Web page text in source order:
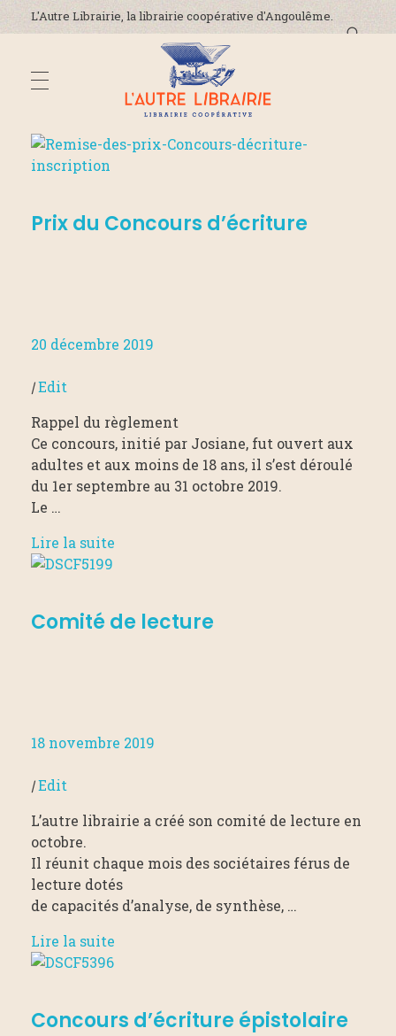
L'Autre Librairie, la librairie coopérative d'Angoulême.
DÉCOUVREZ-NOUS
La coopérative
ADRESSE ET HORAIRES
Prix du Concours d’écriture
20 décembre 2019
|Edit
Rappel du règlement
Ce concours, initié par Josiane, fut ouvert aux
adultes et aux moins de 18 ans, il s’est déroulé
du 1er septembre au 31 octobre 2019.
Le …
Lire la suite
Comité de lecture
18 novembre 2019
|Edit
L’autre librairie a créé son comité de lecture en
octobre.
Il réunit chaque mois des sociétaires férus de
lecture dotés
de capacités d’analyse, de synthèse, …
Lire la suite
Concours d’écriture épistolaire